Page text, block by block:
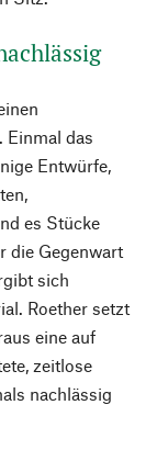
Einmal das
Entwürfe,
es Stücke
die Gegenwart
sich
Roether setzt
eine auf
zeitlose
nachlässig